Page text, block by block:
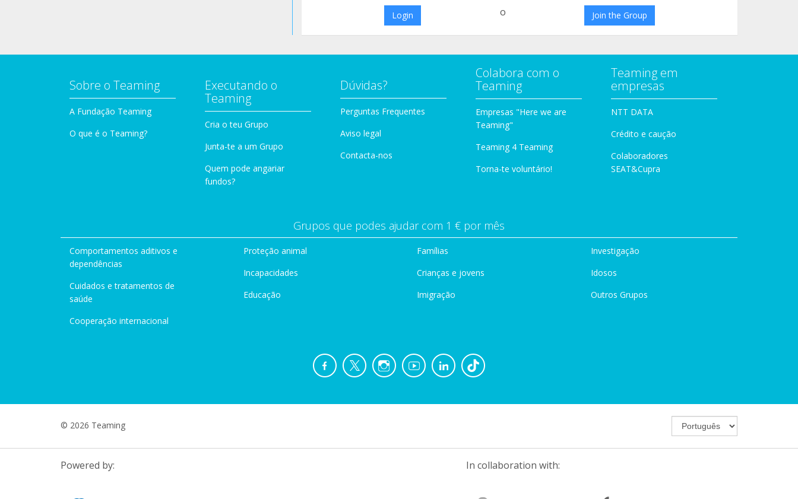
Login o Join the Group
Sobre o Teaming
A Fundação Teaming
O que é o Teaming?
Executando o
Teaming
Cria o teu Grupo
Junta-te a um Grupo
Quem pode angariar
fundos?
Dúvidas?
Perguntas Frequentes
Aviso legal
Contacta-nos
Colabora com o
Teaming
Empresas "Here we are
Teaming"
Teaming 4 Teaming
Torna-te voluntário!
Teaming em
empresas
NTT DATA
Crédito e caução
Colaboradores
SEAT&Cupra
Grupos que podes ajudar com 1 € por mês
Comportamentos aditivos e
dependências
Cuidados e tratamentos de
saúde
Cooperação internacional
Proteção animal
Incapacidades
Educação
Famílias
Crianças e jovens
Imigração
Investigação
Idosos
Outros Grupos
© 2026 Teaming
Powered by: In collaboration with: